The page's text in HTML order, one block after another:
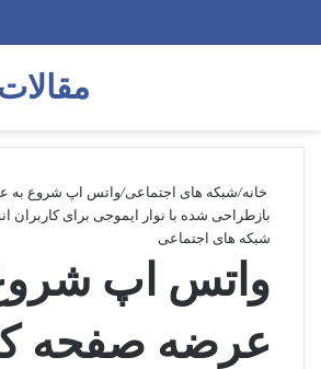
خانه/شبکه های اجتماعی/واتس اپ شروع به
بازطراحی شده با نوار ایموجی برای کاربران
شبکه های اجتماعی
واتس اپ
عرضه صفحه